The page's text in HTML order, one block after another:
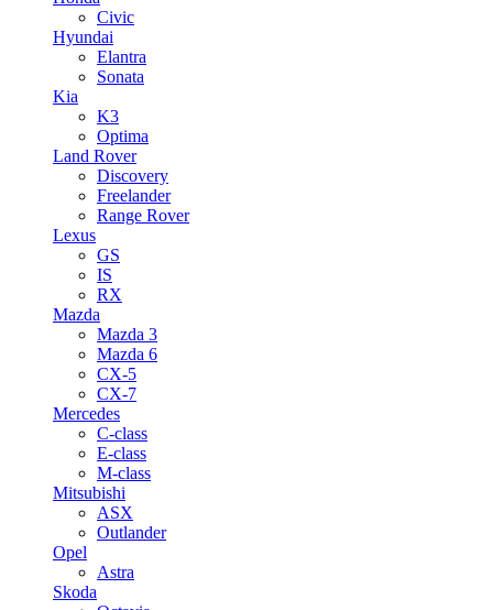
Civic
Hyundai
Elantra
Sonata
Kia
K3
Optima
Land Rover
Discovery
Freelander
Range Rover
Lexus
GS
IS
RX
Mazda
Mazda 3
Mazda 6
CX-5
CX-7
Mercedes
C-class
E-class
M-class
Mitsubishi
ASX
Outlander
Opel
Astra
Skoda